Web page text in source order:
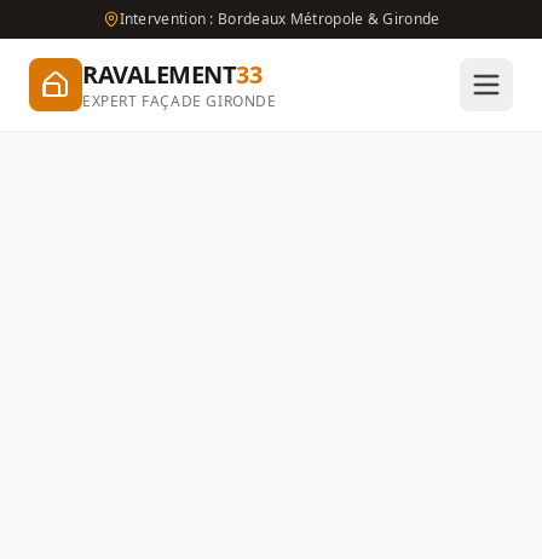
Intervention : Bordeaux Métropole & Gironde
RAVALEMENT33
EXPERT FAÇADE GIRONDE